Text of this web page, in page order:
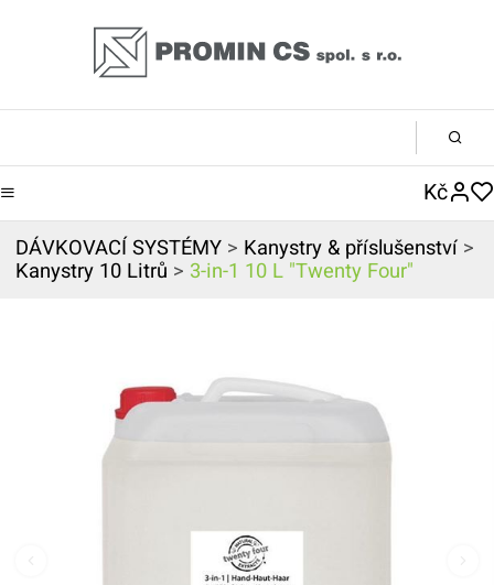
Kč
DÁVKOVACÍ SYSTÉMY > Kanystry & příslušenství >
Kanystry 10 Litrů > 3-in-1 10 L "Twenty Four"